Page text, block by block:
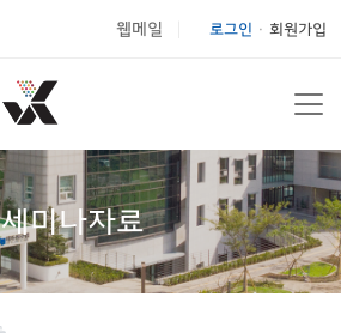
웹메일 로그인 회원가입
세미나자료